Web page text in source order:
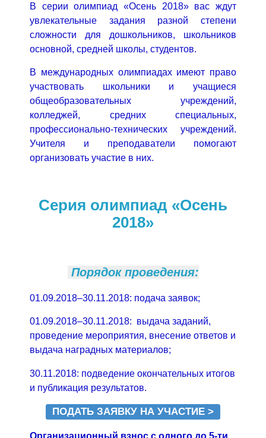
В серии олимпиад «Осень 2018» вас ждут
увлекательные задания разной степени
сложности для дошкольников, школьников
основной, средней школы, студентов.
В международных олимпиадах имеют право
участвовать школьники и учащиеся
общеобразовательных учреждений,
колледжей, средних специальных,
профессионально-технических учреждений.
Учителя и преподаватели помогают
организовать участие в них.
Серия олимпиад «Осень
2018»
Порядок проведения:
01.09.2018–30.11.2018: подача заявок;
01.09.2018–30.11.2018: выдача заданий,
проведение мероприятия, внесение ответов и
выдача наградных материалов;
30.11.2018: подведение окончательных итогов
и публикация результатов.
ПОДАТЬ ЗАЯВКУ НА УЧАСТИЕ >
Организационный взнос с одного до 5-ти